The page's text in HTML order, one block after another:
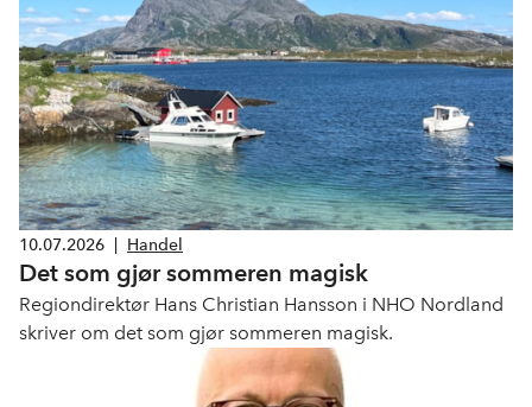
10.07.2026 Handel
Det som gjør sommeren magisk
Regiondirektør Hans Christian Hansson i NHO Nordland
skriver om det som gjør sommeren magisk.